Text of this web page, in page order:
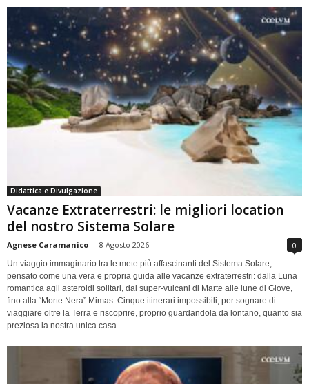
Didattica e Divulgazione
Vacanze Extraterrestri: le migliori location
del nostro Sistema Solare
Agnese Caramanico - 8 Agosto 2026 0
Un viaggio immaginario tra le mete più affascinanti del Sistema Solare,
pensato come una vera e propria guida alle vacanze extraterrestri: dalla Luna
romantica agli asteroidi solitari, dai super-vulcani di Marte alle lune di Giove,
fino alla “Morte Nera” Mimas. Cinque itinerari impossibili, per sognare di
viaggiare oltre la Terra e riscoprire, proprio guardandola da lontano, quanto sia
preziosa la nostra unica casa